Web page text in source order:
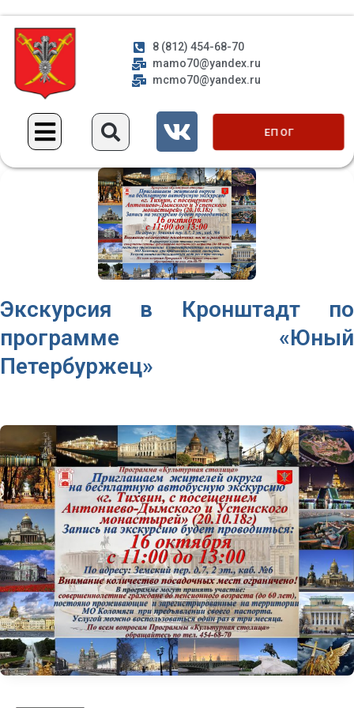
8 (812) 454-68-70
mamo70@yandex.ru
mcmo70@yandex.ru
ЕП ОГ
Экскурсия в Кронштадт по
программе «Юный
Петербуржец»